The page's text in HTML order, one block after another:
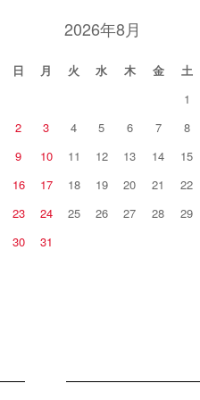
2026年8月
日 月 火 水 木 金
土
1
2
3 4 5 6 7
8
9
10 11 12 13 14
15
16
17 18 19 20 21
22
23
24 25 26 27 28
29
30
31